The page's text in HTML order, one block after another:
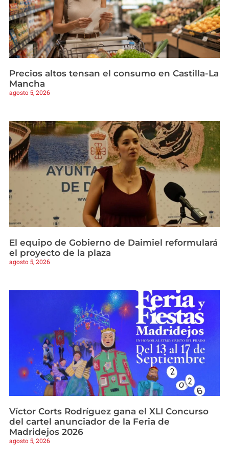
Precios altos tensan el consumo en Castilla-La
Mancha
agosto 5, 2026
El equipo de Gobierno de Daimiel reformulará
el proyecto de la plaza
agosto 5, 2026
Víctor Corts Rodríguez gana el XLI Concurso
del cartel anunciador de la Feria de
Madridejos 2026
agosto 5, 2026